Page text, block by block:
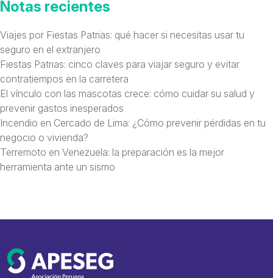
Notas recientes
Viajes por Fiestas Patrias: qué hacer si necesitas usar tu
seguro en el extranjero
Fiestas Patrias: cinco claves para viajar seguro y evitar
contratiempos en la carretera
El vínculo con las mascotas crece: cómo cuidar su salud y
prevenir gastos inesperados
Incendio en Cercado de Lima: ¿Cómo prevenir pérdidas en tu
negocio o vivienda?
Terremoto en Venezuela: la preparación es la mejor
herramienta ante un sismo